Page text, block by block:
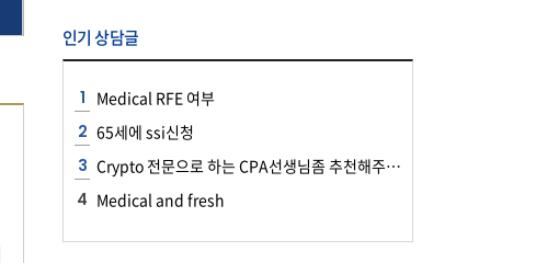
인기 상담글
Medical RFE 여부
65세에 ssi신청
Crypto 전문으로 하는 CPA선생님좀 추천해주세요~~
Medical and fresh